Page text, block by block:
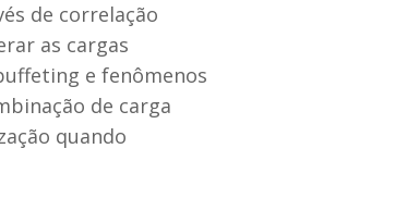
de correlação
as cargas
e fenômenos
de carga
quando